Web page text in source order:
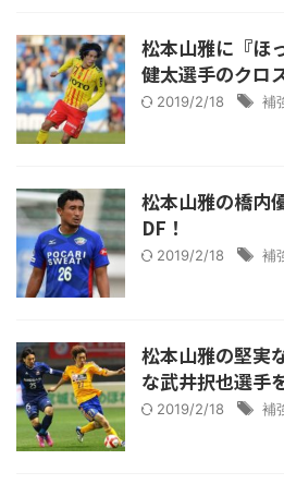
松本山雅に『ほ
健太選手のクロ
2019/2/18 補
松本山雅の橋内
DF！
2019/2/18 補
松本山雅の堅実
な武井択也選手
2019/2/18 補